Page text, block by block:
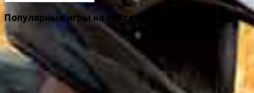
Популярные игры на сайте